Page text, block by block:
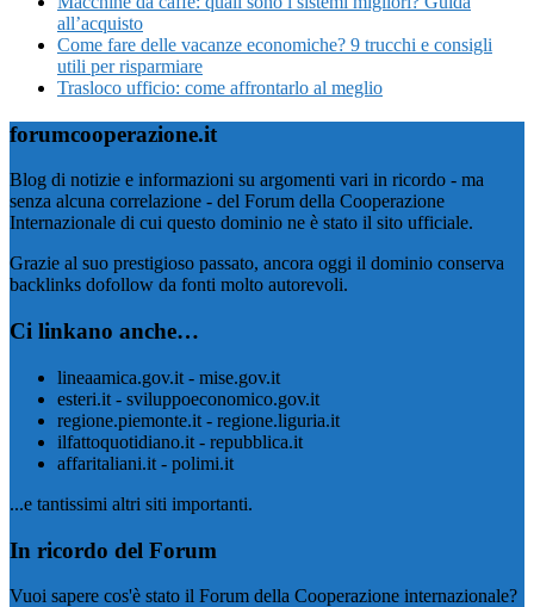
all’acquisto
Come fare delle vacanze economiche? 9 trucchi e consigli
utili per risparmiare
Trasloco ufficio: come affrontarlo al meglio
forumcooperazione.it
Blog di notizie e informazioni su argomenti vari in ricordo - ma
senza alcuna correlazione - del Forum della Cooperazione
Internazionale di cui questo dominio ne è stato il sito ufficiale.
Grazie al suo prestigioso passato, ancora oggi il dominio conserva
backlinks dofollow da fonti molto autorevoli.
Ci linkano anche…
lineaamica.gov.it - mise.gov.it
esteri.it - sviluppoeconomico.gov.it
regione.piemonte.it - regione.liguria.it
ilfattoquotidiano.it - repubblica.it
affaritaliani.it - polimi.it
...e tantissimi altri siti importanti.
In ricordo del Forum
Vuoi sapere cos'è stato il Forum della Cooperazione internazionale?